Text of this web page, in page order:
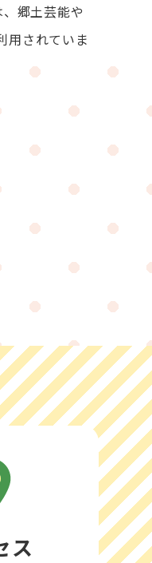
郷土芸能や
用されていま
ス